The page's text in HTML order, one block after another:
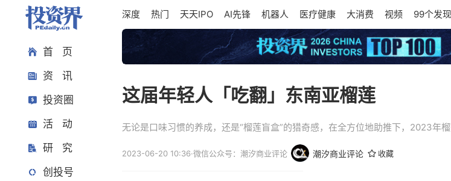
首 页
资 讯
投资圈
活 动
研 究
创投号
深度 热门 天天IPO AI先锋 机器人 医疗健康 大消费 视频 99个发现
这届年轻人「吃翻」东南亚榴莲
无论是口味习惯的养成，还是“榴莲盲盒”的猎奇感，在全方位地助推下，2023年榴
2023-06-20 10:36·微信公众号：潮汐商业评论 潮汐商业评论 收藏